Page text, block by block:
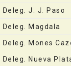
Deleg. J. J. Paso
Deleg. Magdala
Deleg. Mones
Deleg. Nueva